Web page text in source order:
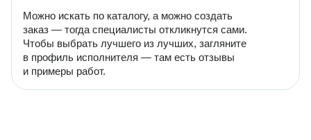
Можно искать по каталогу, а можно создать
заказ — тогда специалисты откликнутся сами.
Чтобы выбрать лучшего из лучших, загляните
в профиль исполнителя — там есть отзывы
и примеры работ.